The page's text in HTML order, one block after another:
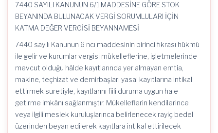
7440 SAYILI KANUNUN 6/1 MADDESİNE GÖRE STOK
BEYANINDA BULUNACAK VERGİ SORUMLULARI İÇİN
KATMA DEĞER VERGİSİ BEYANNAMESİ
7440 sayılı Kanunun 6 ncı maddesinin birinci fıkrası hükmü
ile gelir ve kurumlar vergisi mükelleflerine, işletmelerinde
mevcut olduğu hâlde kayıtlarında yer almayan emtia,
makine, teçhizat ve demirbaşları yasal kayıtlarına intikal
ettirmek suretiyle, kayıtlarını fiili duruma uygun hale
getirme imkânı sağlanmıştır. Mükelleflerin kendilerince
veya ilgili meslek kuruluşlarınca belirlenecek rayiç bedel
üzerinden beyan edilerek kayıtlara intikal ettirilecek